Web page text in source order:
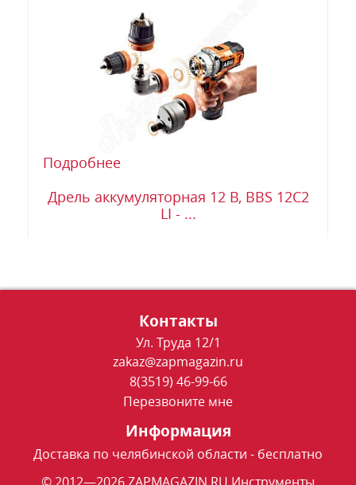
Подробнее
Дрель аккумуляторная 12 В, BBS 12C2
LI - ...
Контакты
Ул. Труда 12/1
zakaz@zapmagazin.ru
8(3519) 46-99-66
Перезвоните мне
Информация
Доставка по челябинской области - бесплатно